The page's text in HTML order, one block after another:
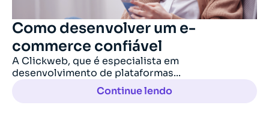
Como desenvolver um e-
commerce confiável
A Clickweb, que é especialista em
desenvolvimento de plataformas...
Continue lendo